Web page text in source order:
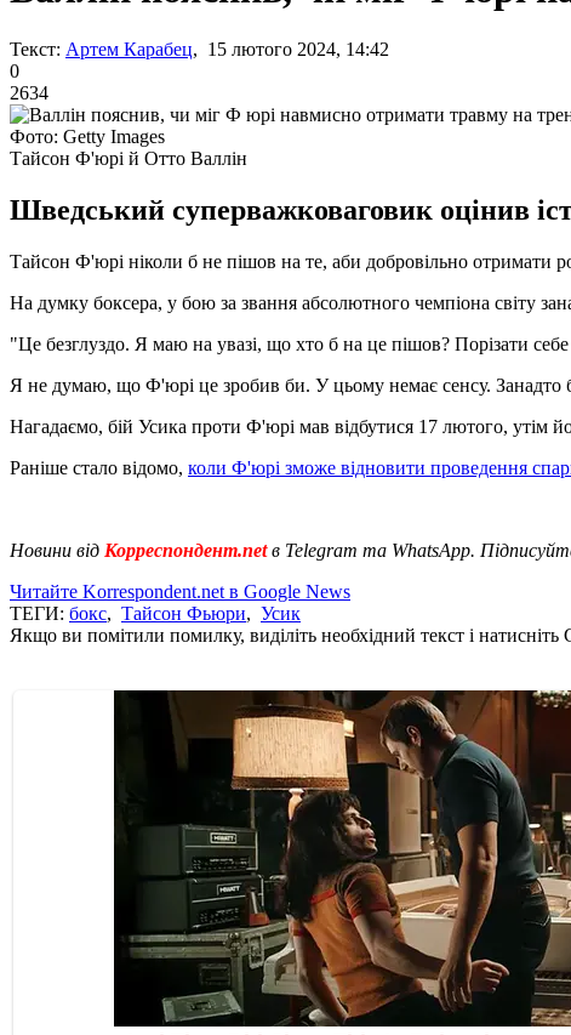
Текст: Артем Карабец, 15 лютого 2024, 14:42
0
2634
Фото: Getty Images
Тайсон Ф'юрі й Отто Валлін
Шведський суперважковаговик оцінив
Тайсон Ф'юрі ніколи б не пішов на те, аби добровільно отримати
На думку боксера, у бою за звання абсолютного чемпіона світу
"Це безглуздо. Я маю на увазі, що хто б на це пішов? Порізати
Я не думаю, що Ф'юрі це зробив би. У цьому немає сенсу. Занадто
Нагадаємо, бій Усика проти Ф'юрі мав відбутися 17 лютого, утім
Раніше стало відомо, коли Ф'юрі зможе відновити проведення
Новини від Корреспондент.netв Telegram та WhatsApp.
Читайте Korrespondent.net в Google News
ТЕГИ: бокс, Тайсон Фьюри, Усик
Якщо ви помітили помилку, виділіть необхідний текст і